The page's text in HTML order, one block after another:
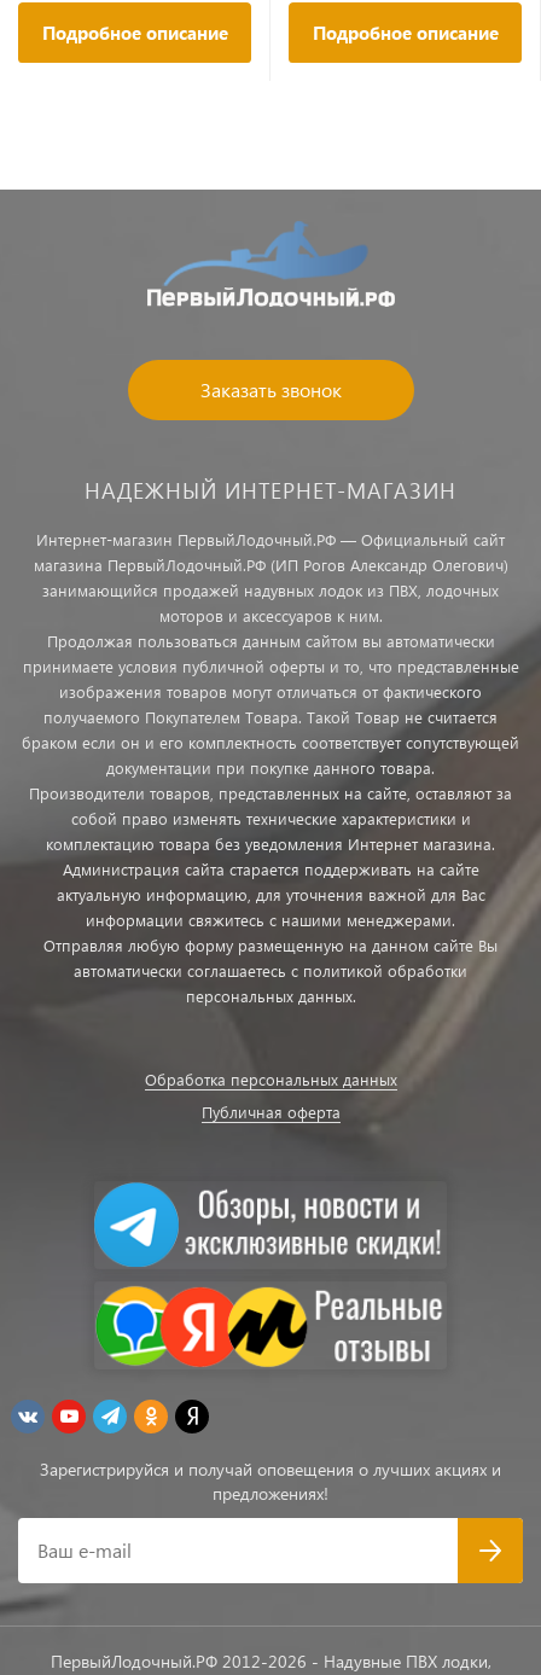
Подробное описание Подробное описание
Заказать звонок
НАДЕЖНЫЙ ИНТЕРНЕТ-МАГАЗИН
Интернет-магазин ПервыйЛодочный.РФ — Официальный сайт
магазина ПервыйЛодочный.РФ (ИП Рогов Александр Олегович)
занимающийся продажей надувных лодок из ПВХ, лодочных
моторов и аксессуаров к ним.
Продолжая пользоваться данным сайтом вы автоматически
принимаете условия публичной оферты и то, что представленные
изображения товаров могут отличаться от фактического
получаемого Покупателем Товара. Такой Товар не считается
браком если он и его комплектность соответствует сопутствующей
документации при покупке данного товара.
Производители товаров, представленных на сайте, оставляют за
собой право изменять технические характеристики и
комплектацию товара без уведомления Интернет магазина.
Администрация сайта старается поддерживать на сайте
актуальную информацию, для уточнения важной для Вас
информации свяжитесь с нашими менеджерами.
Отправляя любую форму размещенную на данном сайте Вы
автоматически соглашаетесь с политикой обработки
персональных данных.
Обработка персональных данных
Публичная оферта
Зарегистрируйся и получай оповещения о лучших акциях и
предложениях!
Ваш e-mail
ПервыйЛодочный.РФ 2012-2026 - Надувные ПВХ лодки,